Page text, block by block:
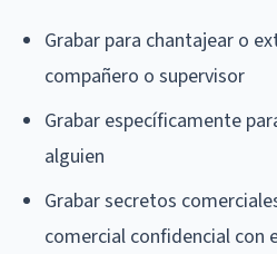
Grabar para chantajear o
compañero o supervisor
Grabar específicamente
alguien
Grabar secretos
comercial confidencial con